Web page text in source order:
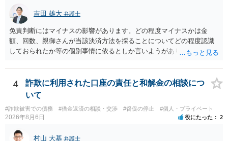
吉田 雄大 弁護士
免責判断にはマイナスの影響があります。どの程度マイナスかは金
額、回数、親御さんが当該決済方法を採ることについてどの程度認識
しておられたか等の個別事情に依るとしか言いようがありません。 と
なって相談し、善後策を考えることをお勧めします。
4
詐欺に利用された口座の責任と和解金の相談につ
いて
#詐欺被害での債務 #借金返済の相談・交渉 #督促の停止 #個人・プライベート
2026年8月6日 役にたった 2
村山 大基 弁護士